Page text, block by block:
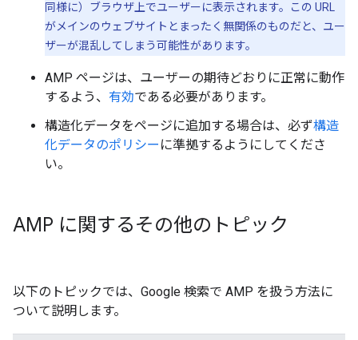
同様に）ブラウザ上でユーザーに表示されます。この URL
がメインのウェブサイトとまったく無関係のものだと、ユー
ザーが混乱してしまう可能性があります。
AMP ページは、ユーザーの期待どおりに正常に動作
するよう、 有効である必要があります。
構造化データをページに追加する場合は、必ず構造
化データのポリシー に準拠するようにしてくださ
い。
AMP に関するその他のトピック
以下のトピックでは、Google 検索で AMP を扱う方法に
ついて説明します。